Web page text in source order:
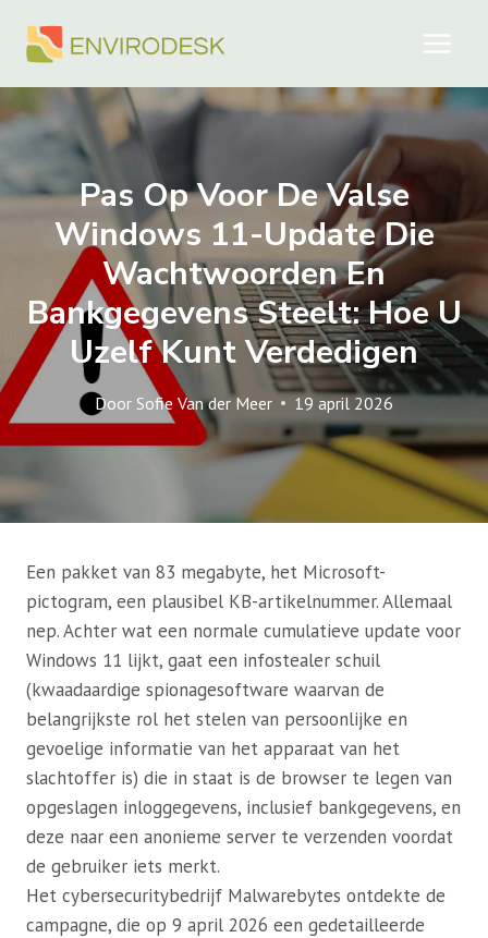
naar
Pas Op Voor De Valse
Windows 11-Update Die
Wachtwoorden En
Bankgegevens Steelt: Hoe U
Uzelf Kunt Verdedigen
Door Sofie Van der Meer 19 april 2026
Een pakket van 83 megabyte, het Microsoft-
pictogram, een plausibel KB-artikelnummer. Allemaal
nep. Achter wat een normale cumulatieve update voor
Windows 11 lijkt, gaat een infostealer schuil
(kwaadaardige spionagesoftware waarvan de
belangrijkste rol het stelen van persoonlijke en
gevoelige informatie van het apparaat van het
slachtoffer is) die in staat is de browser te legen van
opgeslagen inloggegevens, inclusief bankgegevens, en
deze naar een anonieme server te verzenden voordat
de gebruiker iets merkt.
Het cybersecuritybedrijf Malwarebytes ontdekte de
campagne, die op 9 april 2026 een gedetailleerde